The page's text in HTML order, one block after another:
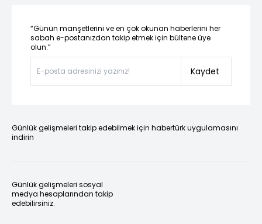
“Günün manşetlerini ve en çok okunan haberlerini her
sabah e-postanızdan takip etmek için bültene üye
olun.”
Kaydet
Günlük gelişmeleri takip edebilmek için habertürk uygulamasını
indirin
Günlük gelişmeleri sosyal
medya hesaplarından takip
edebilirsiniz.